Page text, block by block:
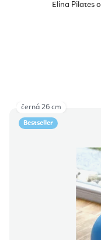
Elina Pilates
Bestseller
černá 26 cm